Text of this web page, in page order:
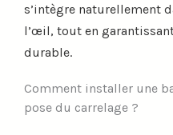
s’intègre naturellement
l’œil, tout en
durable.
Comment installer une
pose du carrelage ?